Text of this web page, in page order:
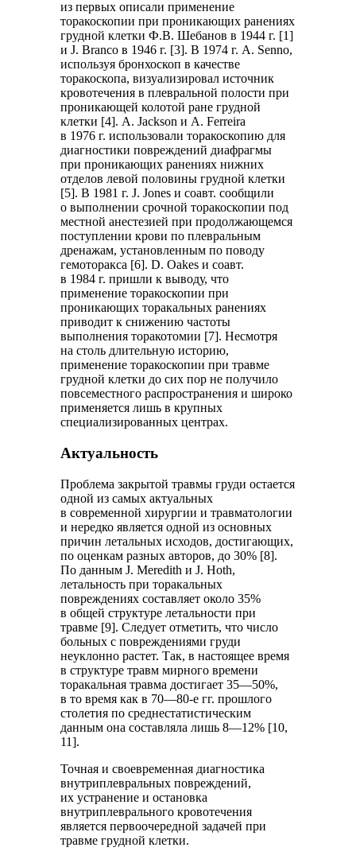
из первых описали применение
торакоскопии при проникающих ранениях
грудной клетки Ф.В. Шебанов в 1944 г. [1]
и J. Branco в 1946 г. [3]. В 1974 г. A. Senno,
используя бронхоскоп в качестве
торакоскопа, визуализировал источник
кровотечения в плевральной полости при
проникающей колотой ране грудной
клетки [4]. А. Jackson и А. Ferreira
в 1976 г. использовали торакоскопию для
диагностики повреждений диафрагмы
при проникающих ранениях нижних
отделов левой половины грудной клетки
[5]. В 1981 г. J. Jones и соавт. сообщили
о выполнении срочной торакоскопии под
местной анестезией при продолжающемся
поступлении крови по плевральным
дренажам, установленным по поводу
гемоторакса [6]. D. Oakes и соавт.
в 1984 г. пришли к выводу, что
применение торакоскопии при
проникающих торакальных ранениях
приводит к снижению частоты
выполнения торакотомии [7]. Несмотря
на столь длительную историю,
применение торакоскопии при травме
грудной клетки до сих пор не получило
повсеместного распространения и широко
применяется лишь в крупных
специализированных центрах.
Актуальность
Проблема закрытой травмы груди остается
одной из самых актуальных
в современной хирургии и травматологии
и нередко является одной из основных
причин летальных исходов, достигающих,
по оценкам разных авторов, до 30% [8].
По данным J. Meredith и J. Hoth,
летальность при торакальных
повреждениях составляет около 35%
в общей структуре летальности при
травме [9]. Следует отметить, что число
больных с повреждениями груди
неуклонно растет. Так, в настоящее время
в структуре травм мирного времени
торакальная травма достигает 35—50%,
в то время как в 70—80-е гг. прошлого
столетия по среднестатистическим
данным она составляла лишь 8—12% [10,
11].
Точная и своевременная диагностика
внутриплевральных повреждений,
их устранение и остановка
внутриплеврального кровотечения
является первоочередной задачей при
травме грудной клетки.